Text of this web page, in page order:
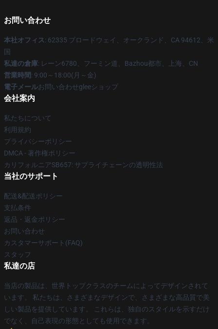
お問い合わせ
本社オフィス: 62335 ブロードウェイ、オークランド、CA 94612、米
国
私達の倉庫: レーン6780、フーミン道、Bazhou都市、上海、CN
営業時間: 9:00～18:00(月～金)
電子メールお問い合わせgleeショップ
会社案内
私たちについて
利用規約
プライバシーポリシー
DMCA - 著作権ポリシー
カリフォルニアSB657: サプライチェーンの透明性法
当社のサポート
配送&配送ポリシー
支払条件
返品・返金ポリシー
お問い合わせ
カスタマーサポート(FAQ)
スタッフ
私達の店
当店の製品は、世界トップクラスのチームによってデザインされて
います。 私たちは、さまざまなデザインで、さまざまな高品質で美
しい製品を提供しています。 これらは、独自のスタイルを示すだけ
でなく、自己表現の形態としても使用できます。